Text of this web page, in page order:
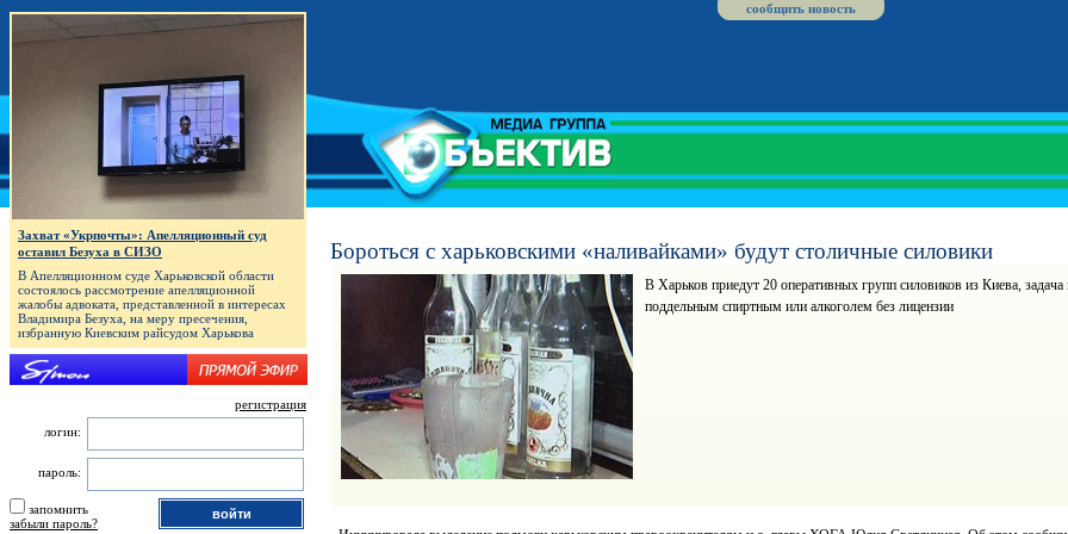
сообщить новость
Бороться с харьковскими «наливайками» будут столичные силовики
В Харьков приедут 20 оперативных групп силовиков из Киева,
поддельным спиртным или алкоголем без лицензии
Захват «Укрпочты»: Апелляционный суд
оставил Безуха в СИЗО
В Апелляционном суде Харьковской области
состоялось рассмотрение апелляционной
жалобы адвоката, представленной в интересах
Владимира Безуха, на меру пресечения,
избранную Киевским райсудом Харькова
регистрация
логин:
пароль:
запомнить
забыли пароль?